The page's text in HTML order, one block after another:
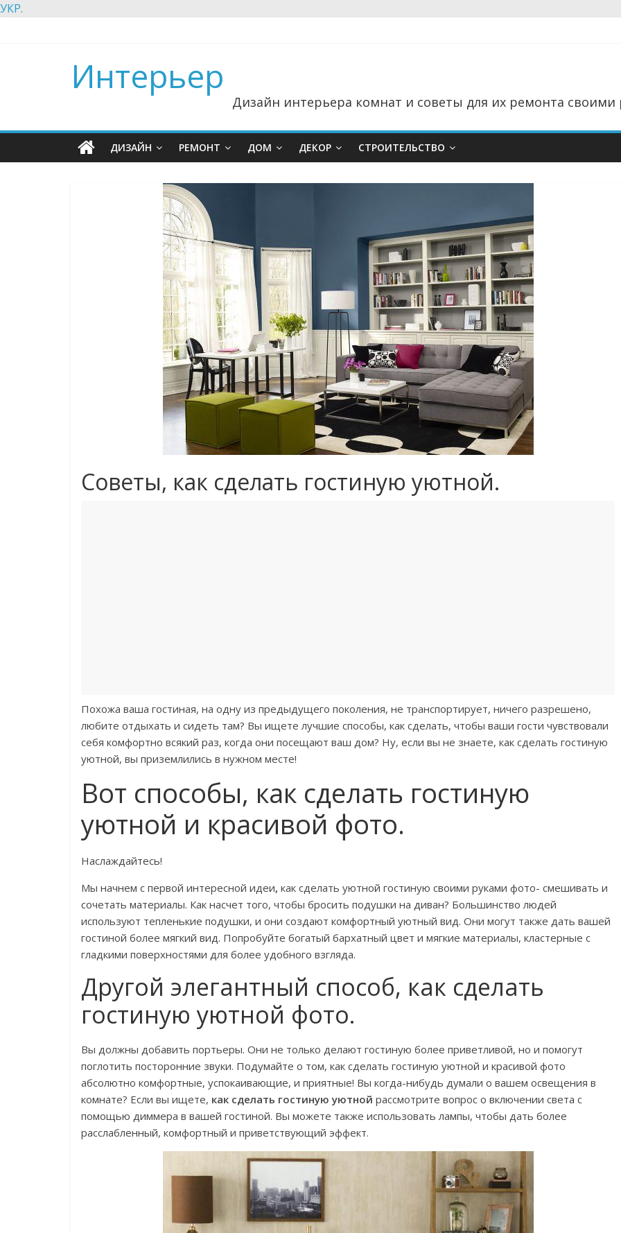
УКР.
Интерьер
Дизайн интерьера комнат и советы для их ремонта
ДИЗАЙН РЕМОНТ ДОМ ДЕКОР СТРОИТЕЛЬСТВО
Советы, как сделать гостиную уютной.
Похожа ваша гостиная, на одну из предыдущего поколения, не транспортирует, ничего разрешено,
любите отдыхать и сидеть там? Вы ищете лучшие способы, как сделать, чтобы ваши гости чувствовали
себя комфортно всякий раз, когда они посещают ваш дом? Ну, если вы не знаете, как сделать гостиную
уютной, вы приземлились в нужном месте!
Вот способы, как сделать гостиную
уютной и красивой фото.
Наслаждайтесь!
Мы начнем с первой интересной идеи, как сделать уютной гостиную своими руками фото- смешивать и
сочетать материалы. Как насчет того, чтобы бросить подушки на диван? Большинство людей
используют тепленькие подушки, и они создают комфортный уютный вид. Они могут также дать вашей
гостиной более мягкий вид. Попробуйте богатый бархатный цвет и мягкие материалы, кластерные с
гладкими поверхностями для более удобного взгляда.
Другой элегантный способ, как сделать
гостиную уютной фото.
Вы должны добавить портьеры. Они не только делают гостиную более приветливой, но и помогут
поглотить посторонние звуки. Подумайте о том, как сделать гостиную уютной и красивой фото
абсолютно комфортные, успокаивающие, и приятные! Вы когда-нибудь думали о вашем освещения в
комнате? Если вы ищете, как сделать гостиную уютной рассмотрите вопрос о включении света с
помощью диммера в вашей гостиной. Вы можете также использовать лампы, чтобы дать более
расслабленный, комфортный и приветствующий эффект.